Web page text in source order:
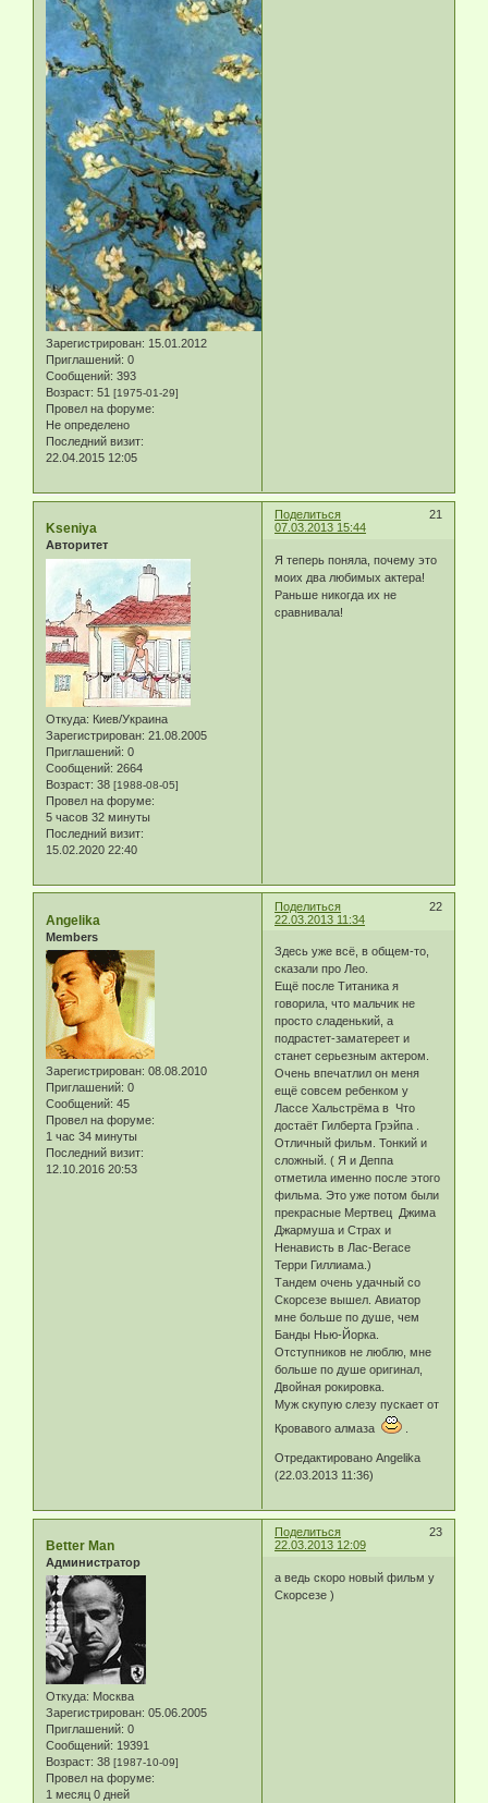
Зарегистрирован: 15.01.2012
Приглашений: 0
Сообщений: 393
Возраст: 51 [1975-01-29]
Провел на форуме:
Не определено
Последний визит:
22.04.2015 12:05
Поделиться
21
07.03.2013 15:44
Kseniya
Авторитет
Откуда: Киев/Украина
Зарегистрирован: 21.08.2005
Приглашений: 0
Сообщений: 2664
Возраст: 38 [1988-08-05]
Провел на форуме:
5 часов 32 минуты
Последний визит:
15.02.2020 22:40
Я теперь поняла, почему это
моих два любимых актера!
Раньше никогда их не
сравнивала!
Поделиться
22
22.03.2013 11:34
Angelika
Members
Зарегистрирован: 08.08.2010
Приглашений: 0
Сообщений: 45
Провел на форуме:
1 час 34 минуты
Последний визит:
12.10.2016 20:53
Здесь уже всё, в общем-то,
сказали про Лео.
Ещё после Титаника я
говорила, что мальчик не
просто сладенький, а
подрастет-заматереет и
станет серьезным актером.
Очень впечатлил он меня
ещё совсем ребенком у
Лассе Хальстрёма в Что
достаёт Гилберта Грэйпа .
Отличный фильм. Тонкий и
сложный. ( Я и Деппа
отметила именно после этого
фильма. Это уже потом были
прекрасные Мертвец Джима
Джармуша и Страх и
Ненависть в Лас-Вегасе
Терри Гиллиама.)
Тандем очень удачный со
Скорсезе вышел. Авиатор
мне больше по душе, чем
Банды Нью-Йорка.
Отступников не люблю, мне
больше по душе оригинал,
Двойная рокировка.
Муж скупую слезу пускает от
Кровавого алмаза
Отредактировано Angelika
(22.03.2013 11:36)
Поделиться
23
22.03.2013 12:09
Better Man
Администратор
Откуда: Москва
Зарегистрирован: 05.06.2005
Приглашений: 0
Сообщений: 19391
Возраст: 38 [1987-10-09]
Провел на форуме:
1 месяц 0 дней
а ведь скоро новый фильм у
Скорсезе )